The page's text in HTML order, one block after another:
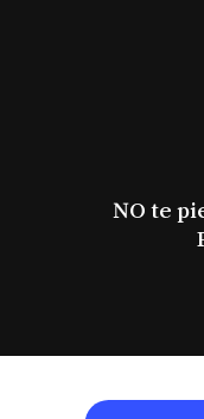
NO te